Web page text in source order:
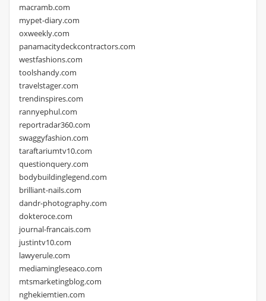
macramb.com
mypet-diary.com
oxweekly.com
panamacitydeckcontractors.com
westfashions.com
toolshandy.com
travelstager.com
trendinspires.com
rannyephul.com
reportradar360.com
swaggyfashion.com
taraftariumtv10.com
questionquery.com
bodybuildinglegend.com
brilliant-nails.com
dandr-photography.com
dokteroce.com
journal-francais.com
justintv10.com
lawyerule.com
mediamingleseaco.com
mtsmarketingblog.com
nghekiemtien.com